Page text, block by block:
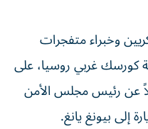
وخبراء متفجرات
كورسك غربي روسيا، على
عن رئيس مجلس الأمن
إلى بيونغ يانغ.